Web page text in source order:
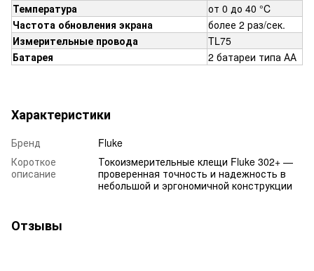
Температура
от 0 до 40 °C
Частота обновления экрана
более 2 раз/сек.
Измерительные провода
TL75
Батарея
2 батареи типа АА
Характеристики
Бренд
Fluke
Короткое
описание
Токоизмерительные клещи Fluke 302+ —
проверенная точность и надежность в
небольшой и эргономичной конструкции
Отзывы